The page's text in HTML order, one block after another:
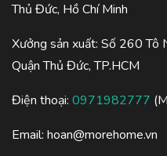
Thủ Đức, Hồ Chí Minh
Xưởng sản xuất: Số 260 Tô
Quận Thủ Đức, TP.HCM
Điện thoại: 0971982777
Email: hoan@morehome.vn